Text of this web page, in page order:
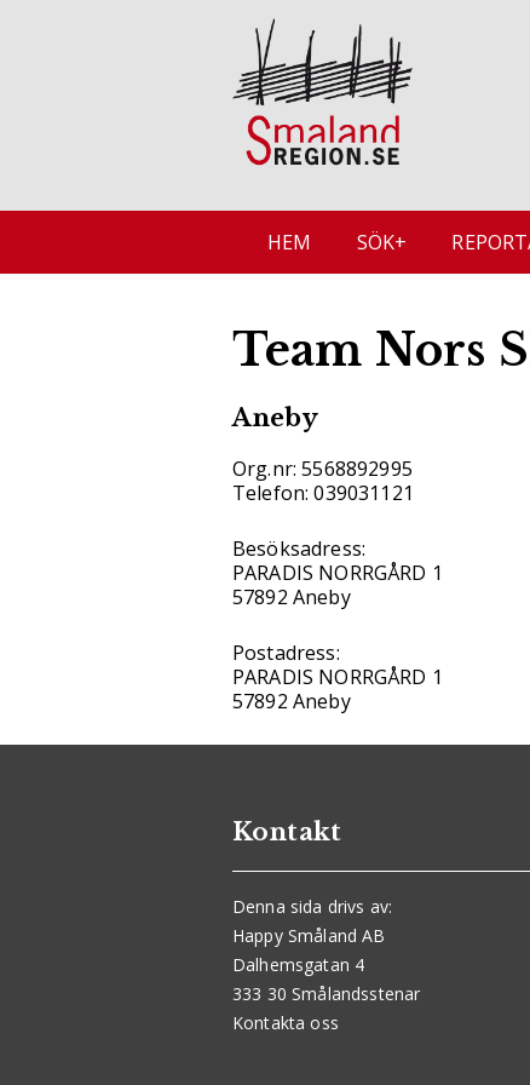
HEM SÖK+
Team Nors
Aneby
Org.nr: 5568892995
Telefon: 039031121
Besöksadress:
PARADIS NORRGÅRD 1
57892 Aneby
Postadress:
PARADIS NORRGÅRD 1
57892 Aneby
Kontakt
Denna sida drivs av:
Happy Småland AB
Dalhemsgatan 4
333 30 Smålandsstenar
Kontakta oss